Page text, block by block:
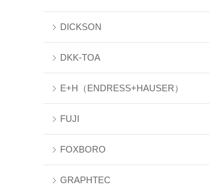
DICKSON
DKK-TOA
E+H（ENDRESS+HAUSER）
FUJI
FOXBORO
GRAPHTEC